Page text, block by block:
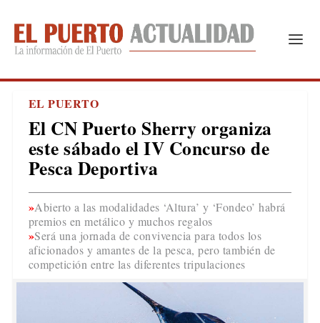
EL PUERTO
El CN Puerto Sherry organiza
este sábado el IV Concurso de
Pesca Deportiva
Abierto a las modalidades ‘Altura’ y ‘Fondeo’ habrá
premios en metálico y muchos regalos
Será una jornada de convivencia para todos los
aficionados y amantes de la pesca, pero también de
competición entre las diferentes tripulaciones